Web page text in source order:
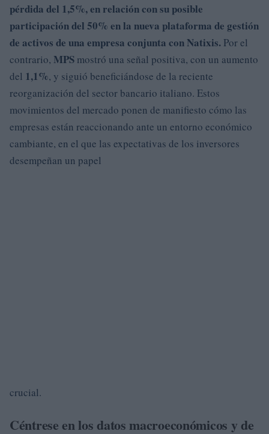
pérdida del 1,5%, en relación con su posible
participacióndel 50% en la nueva plataforma de gestión
de activos de una empresa conjunta con Natixis. Por el
contrario, MPS mostró una señal positiva, con un aumento
del 1,1%, y siguió beneficiándose de la reciente
reorganización del sector bancario italiano. Estos
movimientos del mercado ponen de manifiesto cómo las
empresas están reaccionando ante un entorno económico
cambiante, en el que las expectativas de los inversores
desempeñan un papel
crucial.
Céntrese en los datos macroeconómicos y de